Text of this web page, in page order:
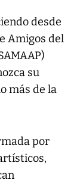
desde
Amigos del
su
más de la
por